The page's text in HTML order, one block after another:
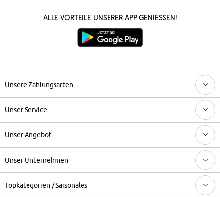
Alle Vorteile unserer App genießen!
Unsere Zahlungsarten
Unser Service
Unser Angebot
Unser Unternehmen
Topkategorien / Saisonales